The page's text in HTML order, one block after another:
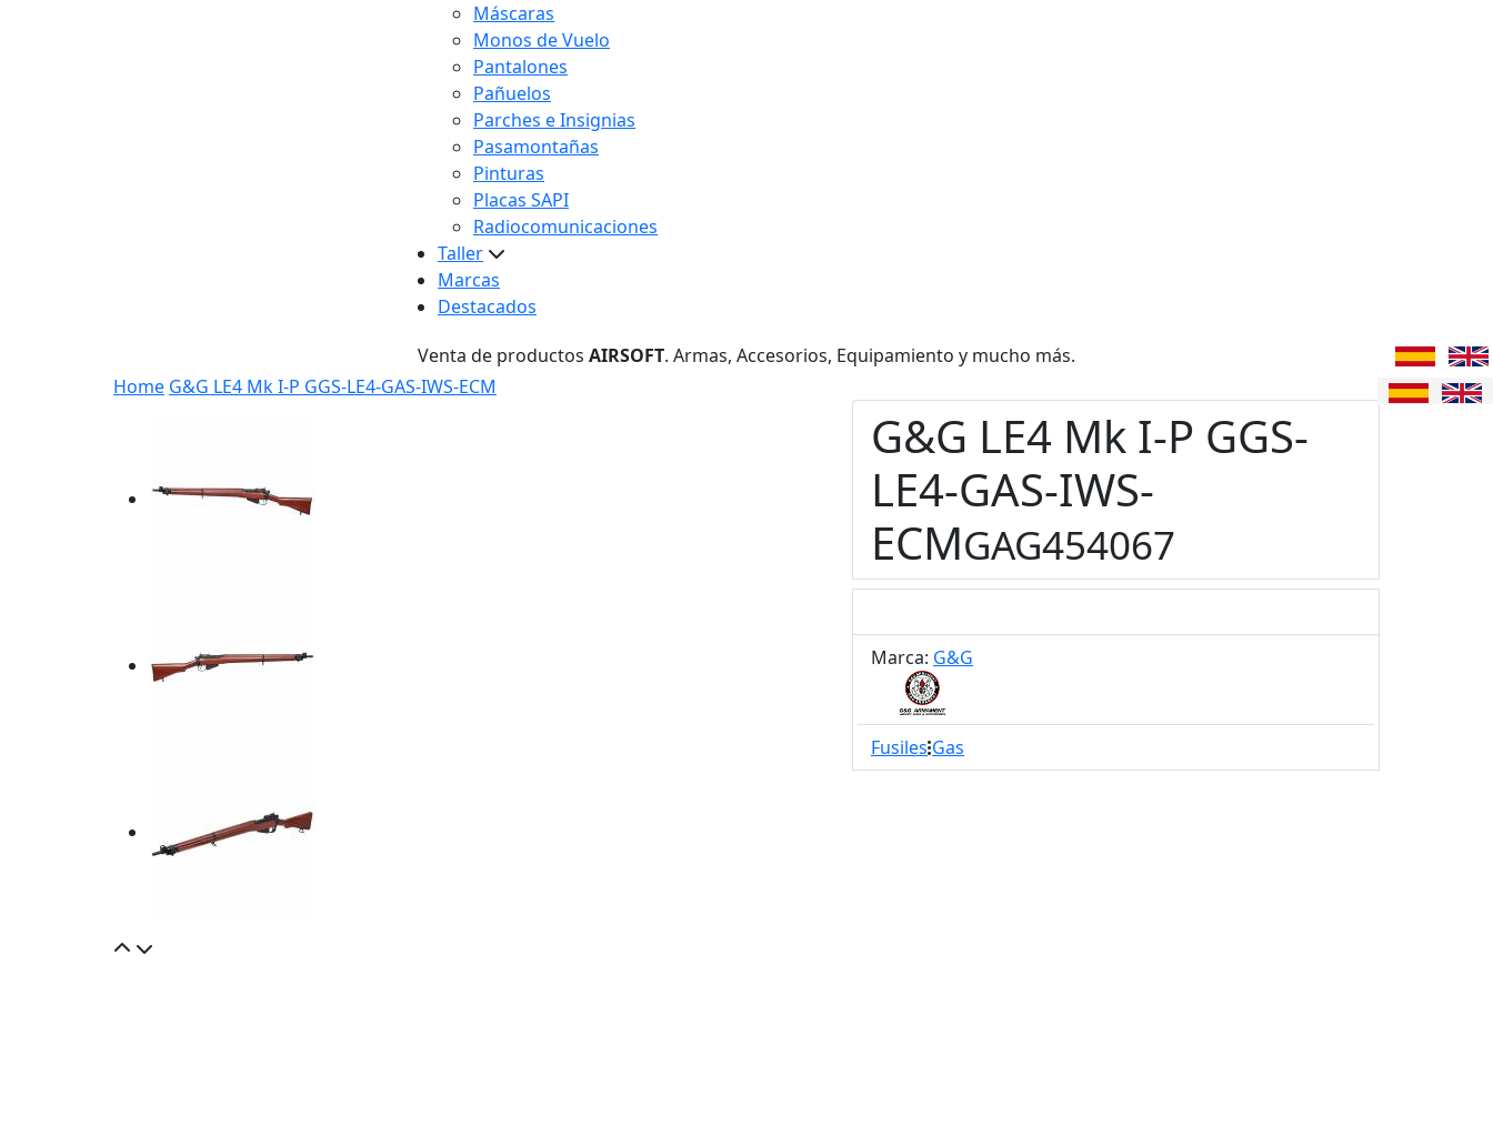
Máscaras
Monos de Vuelo
Pantalones
Pañuelos
Parches e Insignias
Pasamontañas
Pinturas
Placas SAPI
Radiocomunicaciones
Taller
Marcas
Destacados
Venta de productos AIRSOFT. Armas, Accesorios, Equipamiento y mucho más.
Home G&G LE4 Mk I-P GGS-LE4-GAS-IWS-ECM
G&G LE4 Mk I-P GGS-
LE4-GAS-IWS-
ECMGAG454067
Marca: G&G
Fusiles Gas